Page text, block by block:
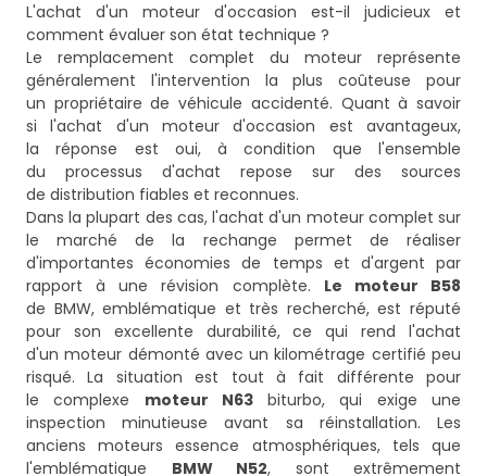
L'achat d'un moteur d'occasion est-il judicieux et
comment évaluer son état technique ?
Le remplacement complet du moteur représente
généralement l'intervention la plus coûteuse pour
un propriétaire de véhicule accidenté. Quant à savoir
si l'achat d'un moteur d'occasion est avantageux,
la réponse est oui, à condition que l'ensemble
du processus d'achat repose sur des sources
de distribution fiables et reconnues.
Dans la plupart des cas, l'achat d'un moteur complet sur
le marché de la rechange permet de réaliser
d'importantes économies de temps et d'argent par
rapport à une révision complète. Le moteur B58
de BMW, emblématique et très recherché, est réputé
pour son excellente durabilité, ce qui rend l'achat
d'un moteur démonté avec un kilométrage certifié peu
risqué. La situation est tout à fait différente pour
le complexe moteur N63biturbo, qui exige une
inspection minutieuse avant sa réinstallation. Les
anciens moteurs essence atmosphériques, tels que
l'emblématique BMW N52, sont extrêmement